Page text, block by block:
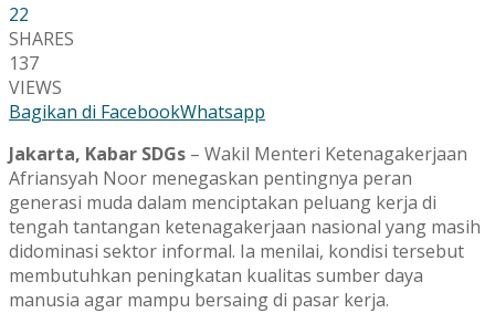
22
SHARES
137
VIEWS
Bagikan di FacebookWhatsapp
Jakarta, Kabar SDGs – Wakil Menteri Ketenagakerjaan
Afriansyah Noor menegaskan pentingnya peran
generasi muda dalam menciptakan peluang kerja di
tengah tantangan ketenagakerjaan nasional yang masih
didominasi sektor informal. Ia menilai, kondisi tersebut
membutuhkan peningkatan kualitas sumber daya
manusia agar mampu bersaing di pasar kerja.